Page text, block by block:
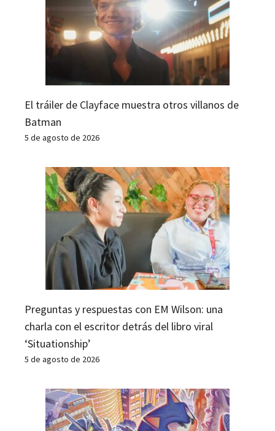
El tráiler de Clayface muestra otros villanos de
Batman
5 de agosto de 2026
Preguntas y respuestas con EM Wilson: una
charla con el escritor detrás del libro viral
‘Situationship’
5 de agosto de 2026